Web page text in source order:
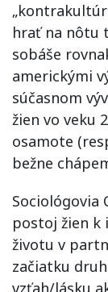
hrať na nôtu
sobáše
americkými
súčasnom
žien vo veku
osamote
bežne
Sociológovia
postoj žien k
životu v
začiatku
vzťah/lásku